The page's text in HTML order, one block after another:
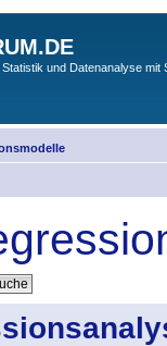
und Datenanalyse mit